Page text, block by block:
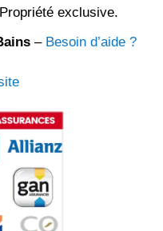
exclusive.
– Besoin d’aide ?